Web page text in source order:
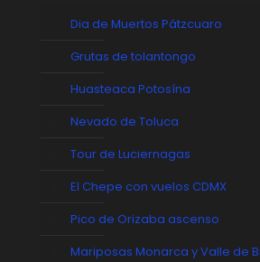
Dia de Muertos Pátzcuaro
Grutas de tolantongo
Huasteaca Potosína
Nevado de Toluca
Tour de Luciernagas
El Chepe con vuelos CDMX
Pico de Orizaba ascenso
Mariposas Monarca y Valle de